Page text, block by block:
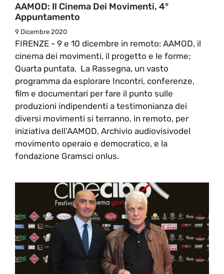
AAMOD: Il Cinema Dei Movimenti, 4°
Appuntamento
9 Dicembre 2020
FIRENZE - 9 e 10 dicembre in remoto: AAMOD, il
cinema dei movimenti, il progetto e le forme;
Quarta puntata. La Rassegna, un vasto
programma da esplorare Incontri, conferenze,
film e documentari per fare il punto sulle
produzioni indipendenti a testimonianza dei
diversi movimenti si terranno, in remoto, per
iniziativa dell’AAMOD, Archivio audiovisivodel
movimento operaio e democratico, e la
fondazione Gramsci onlus.